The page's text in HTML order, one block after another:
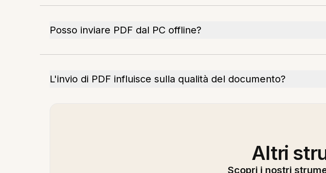
Posso inviare PDF dal PC offline?
L'invio di PDF influisce sulla qualità del documento?
Altri
Scopri i nostri